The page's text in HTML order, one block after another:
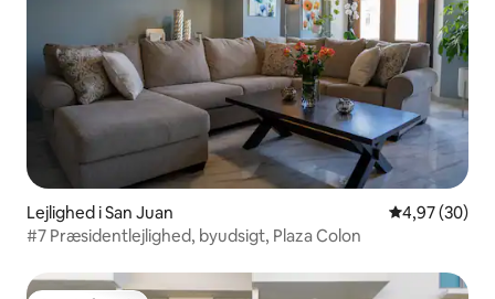
Lejlighed i San Juan 4,97 ud af 5 i
4,97 (30)
#7 Præsidentlejlighed, byudsigt, Plaza Colon